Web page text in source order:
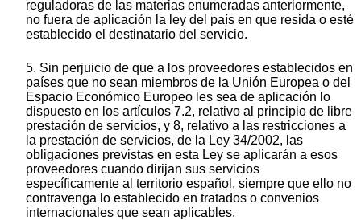
reguladoras de las materias enumeradas anteriormente,
no fuera de aplicación la ley del país en que resida o esté
establecido el destinatario del servicio.
5. Sin perjuicio de que a los proveedores establecidos en
países que no sean miembros de la Unión Europea o del
Espacio Económico Europeo les sea de aplicación lo
dispuesto en los artículos 7.2, relativo al principio de libre
prestación de servicios, y 8, relativo a las restricciones a
la prestación de servicios, de la Ley 34/2002, las
obligaciones previstas en esta Ley se aplicarán a esos
proveedores cuando dirijan sus servicios
específicamente al territorio español, siempre que ello no
contravenga lo establecido en tratados o convenios
internacionales que sean aplicables.